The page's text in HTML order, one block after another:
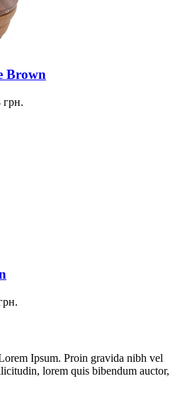
Brown
грн.
Ipsum. Proin gravida nibh vel
lorem quis bibendum auctor,